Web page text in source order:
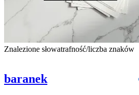
Znalezione słowatrafność/liczba znaków
baranek